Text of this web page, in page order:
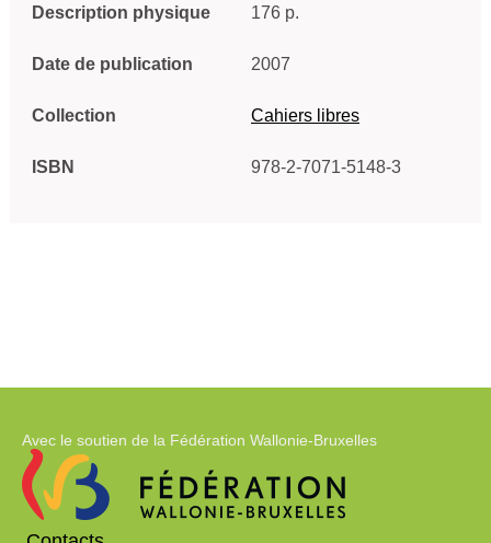
Description physique
176 p.
Date de publication 2007
Collection Cahiers libres
ISBN 978-2-7071-5148-3
Avec le soutien de la Fédération Wallonie-Bruxelles